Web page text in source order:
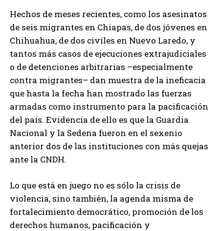
Hechos de meses recientes, como los asesinatos
de seis migrantes en Chiapas, de dos jóvenes en
Chihuahua, de dos civiles en Nuevo Laredo, y
tantos más casos de ejecuciones extrajudiciales
o de detenciones arbitrarias –especialmente
contra migrantes– dan muestra de la ineficacia
que hasta la fecha han mostrado las fuerzas
armadas como instrumento para la pacificación
del país. Evidencia de ello es que la Guardia
Nacional y la Sedena fueron en el sexenio
anterior dos de las instituciones con más quejas
ante la CNDH.
Lo que está en juego no es sólo la crisis de
violencia, sino también, la agenda misma de
fortalecimiento democrático, promoción de los
derechos humanos, pacificación y